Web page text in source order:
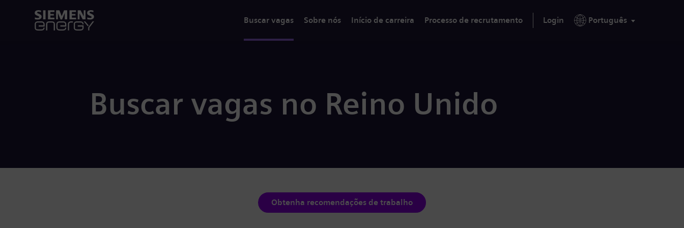
Buscar vagas Sobre nós Início de carreira Processo de recrutamento Login Português
Buscar vagas no Reino Unido
Obtenha recomendações de trabalho